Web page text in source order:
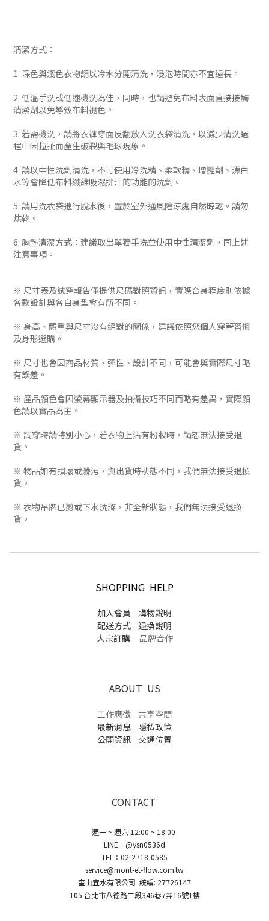
清潔方式：
1. 深色與淺色衣物請以冷水分開清洗，浸泡時間亦不宜過長。
2. 低溫手洗或低速機洗為佳，同時，也請避免布料表面直接接觸
清潔劑以免導致布料褪色。
3. 若需機洗，請將衣褲穿面反翻放入洗衣袋清洗，以減少清洗過
程中因拉扯而產生破裂與毛球現象。
4. 請以中性洗劑清洗，不可使用冷洗精、柔軟精、增豔劑、漂白
水等會降低布料纖維吸濕排汗的功能的洗劑。
5. 請用洗衣袋進行脫水後，置於室外通風陰涼處自然晾乾。請勿
烘乾。
6. 胸墊清潔方式：建議取出單獨手洗並使用中性清潔劑，同上述
注意事項。
※ 尺寸表及試穿報告僅提供尺碼對照資訊，實際合身程度則依據
各款設計與各自身型會有所不同。
※ 身高、體重與尺寸沒有絕對的關係，建議依照您個人穿著習慣
及身形選購。
※ 尺寸也會因商品材質、彈性、設計不同，可能會與實際尺寸略
有誤差。
※ 產品顏色會因螢幕顯示器及拍攝技巧不同而略有差異，實際顏
色請以實品為主。
※ 試穿時請特別小心，若衣物上沾有粉妝時，請恕無法接受退
貨。
※ 物品如有損壞或髒污，與出貨時狀態不同，我們無法接受退換
貨。
※ 衣物吊牌已剪或下水洗滌，非全新狀態，我們無法接受退換
貨。
SHOPPING HELP
加入會員
購物說明
配送方式
退換說明
大宗訂購品牌合作
ABOUT US
工作應徵 共享空間
最新消息
隱私政策
公開資訊
交通位置
CONTACT
週一 ~ 週六 12:00 ~ 18:00
LINE : @ysn0536d
TEL：02-2718-0585
service@mont-et-flow.com.tw
奎山宜水有限公司 統編: 27726147
105 台北市八德路二段346巷7弄16號1樓